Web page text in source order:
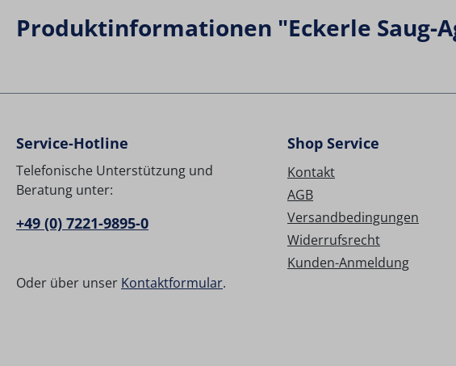
Produktinformationen "Eckerle Saug-
Service-Hotline
Telefonische Unterstützung und
Beratung unter:
+49 (0) 7221-9895-0
Oder über unser Kontaktformular.
Shop Service
Kontakt
AGB
Versandbedingungen
Widerrufsrecht
Kunden-Anmeldung